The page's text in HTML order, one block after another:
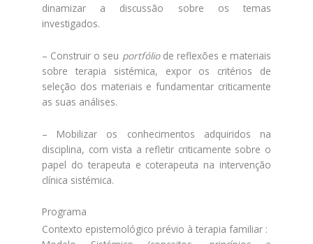
dinamizar a discussão sobre os temas
investigados.
– Construir o seu portfóliode reflexões e materiais
sobre terapia sistémica, expor os critérios de
seleção dos materiais e fundamentar criticamente
as suas análises.
– Mobilizar os conhecimentos adquiridos na
disciplina, com vista a refletir criticamente sobre o
papel do terapeuta e coterapeuta na intervenção
clínica sistémica.
Programa
Contexto epistemológico prévio à terapia familiar :